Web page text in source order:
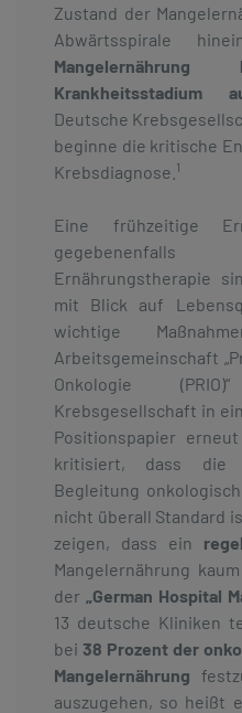
Zustand der
Abwärtsspirale
Krankheitsstadium
Deutsche
beginne die kritische
Krebsdiagnose. 1
Eine frühzeitige
Ernährungstherapie
mit Blick auf
wichtige
Arbeitsgemeinschaft
Onkologie
Krebsgesellschaft in
Positionspapier
kritisiert, dass die
Begleitung
nicht überall Standard
zeigen, dass ein
Mangelernährung
der „German Hospital
13 deutsche Kliniken
bei 38 Prozent der
Mangelernährung
auszugehen, so heißt